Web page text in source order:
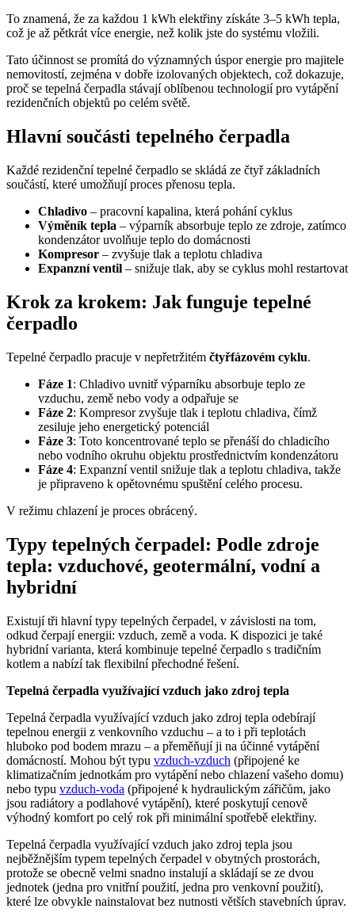
To znamená, že za každou 1 kWh elektřiny získáte 3–5 kWh tepla,
což je až pětkrát více energie, než kolik jste do systému vložili.
Tato účinnost se promítá do významných úspor energie pro majitele
nemovitostí, zejména v dobře izolovaných objektech, což dokazuje,
proč se tepelná čerpadla stávají oblíbenou technologií pro vytápění
rezidenčních objektů po celém světě.
Hlavní součásti tepelného čerpadla
Každé rezidenční tepelné čerpadlo se skládá ze čtyř základních
součástí, které umožňují proces přenosu tepla.
Chladivo – pracovní kapalina, která pohání cyklus
Výměník tepla – výparník absorbuje teplo ze zdroje, zatímco
kondenzátor uvolňuje teplo do domácnosti
Kompresor – zvyšuje tlak a teplotu chladiva
Expanzní ventil – snižuje tlak, aby se cyklus mohl restartovat
Krok za krokem: Jak funguje tepelné
čerpadlo
Tepelné čerpadlo pracuje v nepřetržitém čtyřfázovém cyklu.
Fáze 1: Chladivo uvnitř výparníku absorbuje teplo ze
vzduchu, země nebo vody a odpařuje se
Fáze 2: Kompresor zvyšuje tlak i teplotu chladiva, čímž
zesiluje jeho energetický potenciál
Fáze 3: Toto koncentrované teplo se přenáší do chladicího
nebo vodního okruhu objektu prostřednictvím kondenzátoru
Fáze 4: Expanzní ventil snižuje tlak a teplotu chladiva, takže
je připraveno k opětovnému spuštění celého procesu.
V režimu chlazení je proces obrácený.
Typy tepelných čerpadel: Podle zdroje
tepla: vzduchové, geotermální, vodní a
hybridní
Existují tři hlavní typy tepelných čerpadel, v závislosti na tom,
odkud čerpají energii: vzduch, země a voda. K dispozici je také
hybridní varianta, která kombinuje tepelné čerpadlo s tradičním
kotlem a nabízí tak flexibilní přechodné řešení.
Tepelná čerpadla využívající vzduch jako zdroj tepla
Tepelná čerpadla využívající vzduch jako zdroj tepla odebírají
tepelnou energii z venkovního vzduchu – a to i při teplotách
hluboko pod bodem mrazu – a přeměňují ji na účinné vytápění
domácností. Mohou být typu vzduch-vzduch (připojené ke
klimatizačním jednotkám pro vytápění nebo chlazení vašeho domu)
nebo typu vzduch-voda (připojené k hydraulickým zářičům, jako
jsou radiátory a podlahové vytápění), které poskytují cenově
výhodný komfort po celý rok při minimální spotřebě elektřiny.
Tepelná čerpadla využívající vzduch jako zdroj tepla jsou
nejběžnějším typem tepelných čerpadel v obytných prostorách,
protože se obecně velmi snadno instalují a skládají se ze dvou
jednotek (jedna pro vnitřní použití, jedna pro venkovní použití),
které lze obvykle nainstalovat bez nutnosti větších stavebních úprav.